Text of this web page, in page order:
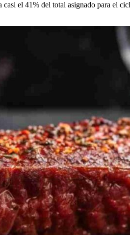
casi el 41% del total asignado para el